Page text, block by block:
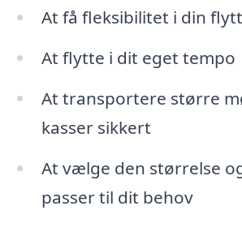
At få fleksibilitet i din
At flytte i dit eget tempo
At transportere større
kasser sikkert
At vælge den størrelse
passer til dit behov